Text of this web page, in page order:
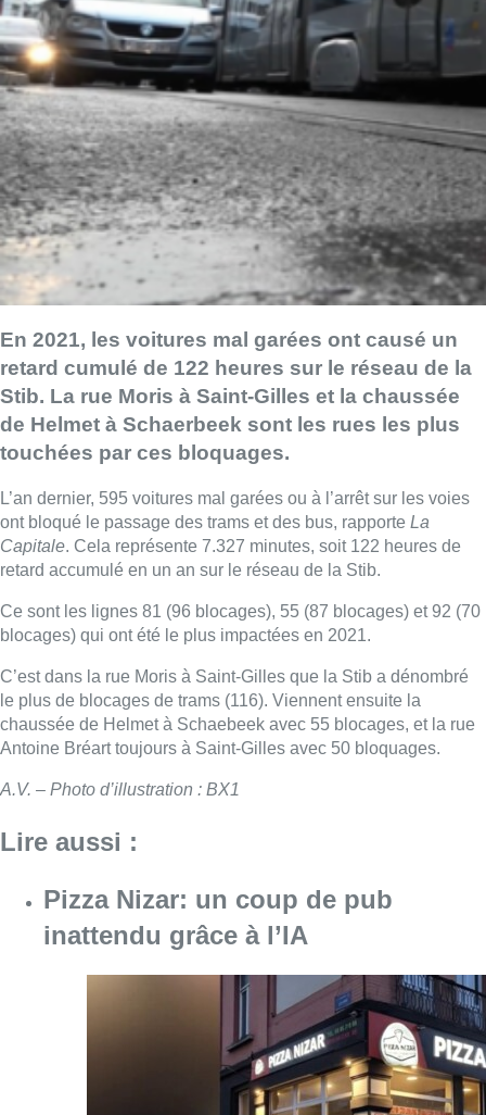
En 2021, les voitures mal garées ont causé un
retard cumulé de 122 heures sur le réseau de la
Stib. La rue Moris à Saint-Gilles et la chaussée
de Helmet à Schaerbeek sont les rues les plus
touchées par ces bloquages.
L’an dernier, 595 voitures mal garées ou à l’arrêt sur les voies
ont bloqué le passage des trams et des bus, rapporte La
Capitale. Cela représente 7.327 minutes, soit 122 heures de
retard accumulé en un an sur le réseau de la Stib.
Ce sont les lignes 81 (96 blocages), 55 (87 blocages) et 92 (70
blocages) qui ont été le plus impactées en 2021.
C’est dans la rue Moris à Saint-Gilles que la Stib a dénombré
le plus de blocages de trams (116). Viennent ensuite la
chaussée de Helmet à Schaebeek avec 55 blocages, et la rue
Antoine Bréart toujours à Saint-Gilles avec 50 bloquages.
A.V. – Photo d’illustration : BX1
Lire aussi :
Pizza Nizar: un coup de pub
inattendu grâce à l’IA